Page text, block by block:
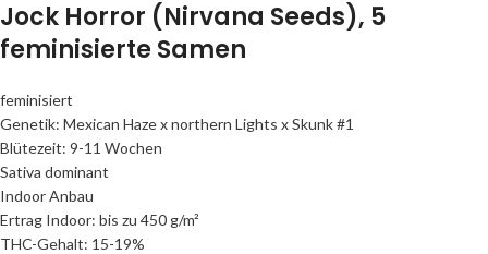
Jock Horror (Nirvana Seeds), 5
feminisierte Samen
feminisiert
Genetik: Mexican Haze x northern Lights x Skunk #1
Blütezeit: 9-11 Wochen
Sativa dominant
Indoor Anbau
Ertrag Indoor: bis zu 450 g/m²
THC-Gehalt: 15-19%